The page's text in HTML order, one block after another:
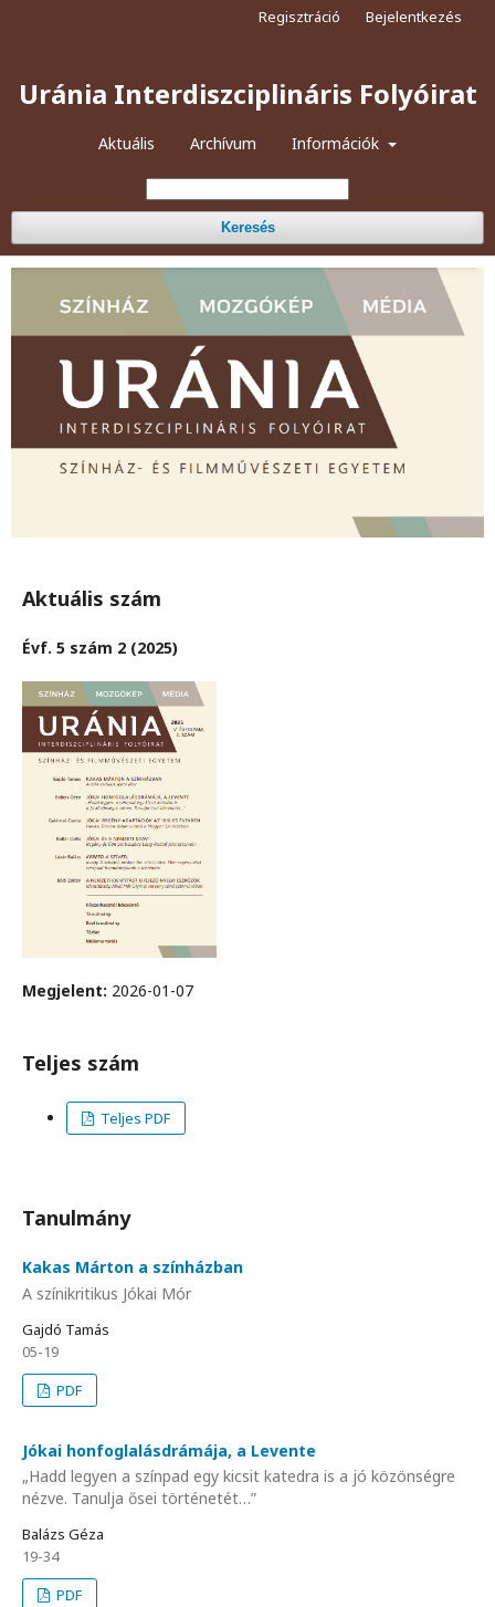
Uránia Interdiszciplináris Folyóirat
Aktuális Archívum Információk
Keresés
Regisztráció Bejelentkezés
Aktuális szám
Évf. 5 szám 2 (2025)
Megjelent: 2026-01-07
Teljes szám
Teljes PDF
Tanulmány
Kakas Márton a színházban
A színikritikus Jókai Mór
Gajdó Tamás
05-19
PDF
Jókai honfoglalásdrámája, a Levente
„Hadd legyen a színpad egy kicsit katedra is a jó közönségre
nézve. Tanulja ősei történetét…”
Balázs Géza
19-34
PDF